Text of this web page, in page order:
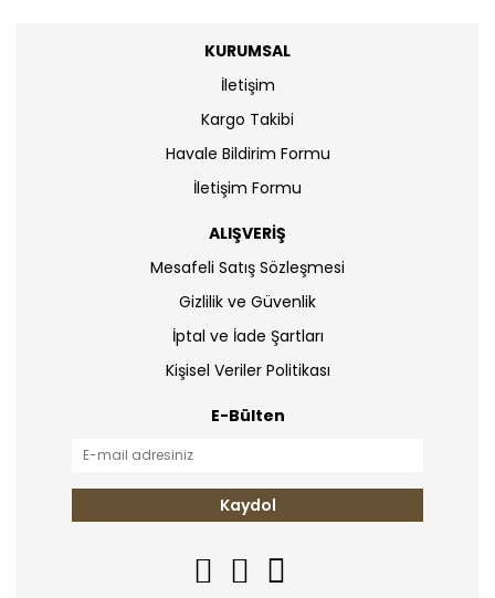
KURUMSAL
İletişim
Kargo Takibi
Havale Bildirim Formu
İletişim Formu
ALIŞVERİŞ
Mesafeli Satış Sözleşmesi
Gizlilik ve Güvenlik
İptal ve İade Şartları
Kişisel Veriler Politikası
E-Bülten
Kaydol